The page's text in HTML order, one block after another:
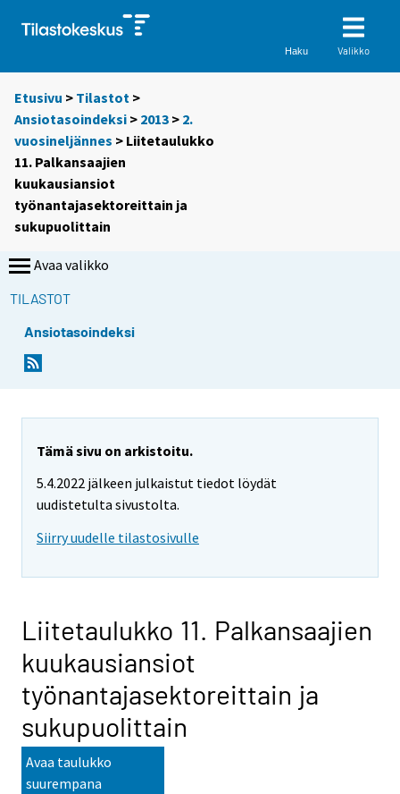
Haku Valikko
Etusivu > Tilastot >
Ansiotasoindeksi > 2013 > 2.
vuosineljännes > Liitetaulukko
11. Palkansaajien
kuukausiansiot
työnantajasektoreittain ja
sukupuolittain
Avaa valikko
TILASTOT
Ansiotasoindeksi
Tämä sivu on arkistoitu.
5.4.2022 jälkeen julkaistut tiedot löydät
uudistetulta sivustolta.
Siirry uudelle tilastosivulle
Liitetaulukko 11. Palkansaajien
kuukausiansiot
työnantajasektoreittain ja
sukupuolittain
Avaa taulukko
suurempana